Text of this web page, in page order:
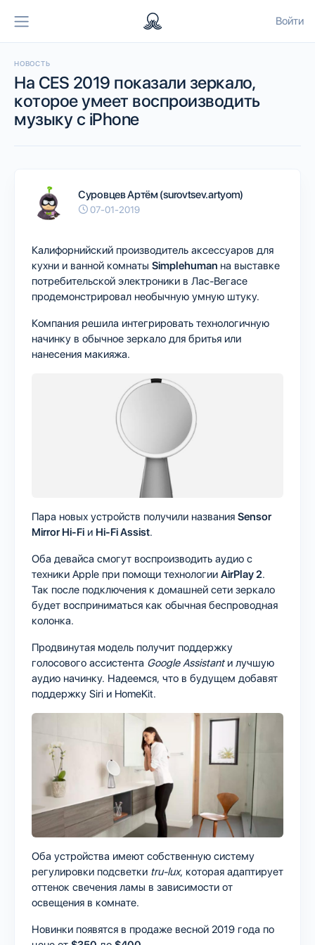
Войти
НОВОСТЬ
На CES 2019 показали зеркало,
которое умеет воспроизводить
музыку с iPhone
Суровцев Артём (surovtsev.artyom)
07-01-2019
Калифорнийский производитель аксессуаров для
кухни и ванной комнаты Simplehuman на выставке
потребительской электроники в Лас-Вегасе
продемонстрировал необычную умную штуку.
Компания решила интегрировать технологичную
начинку в обычное зеркало для бритья или
нанесения макияжа.
Пара новых устройств получили названия Sensor
Mirror Hi-Fi и Hi-Fi Assist.
Оба девайса смогут воспроизводить аудио с
техники Apple при помощи технологии AirPlay 2.
Так после подключения к домашней сети зеркало
будет восприниматься как обычная беспроводная
колонка.
Продвинутая модель получит поддержку
голосового ассистента Google Assistantи лучшую
аудио начинку. Надеемся, что в будущем добавят
поддержку Siri и HomeKit.
Оба устройства имеют собственную систему
регулировки подсветки tru-lux, которая адаптирует
оттенок свечения ламы в зависимости от
освещения в комнате.
Новинки появятся в продаже весной 2019 года по